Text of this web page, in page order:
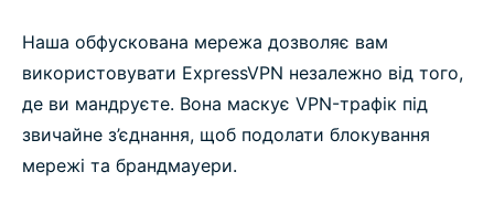
Наша обфускована мережа дозволяє вам
використовувати ExpressVPN незалежно від того,
де ви мандруєте. Вона маскує VPN-трафік під
звичайне з’єднання, щоб подолати блокування
мережі та брандмауери.